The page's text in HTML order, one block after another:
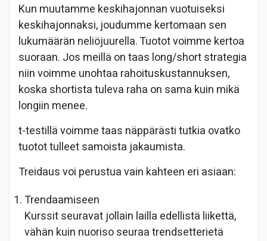
Kun muutamme keskihajonnan vuotuiseksi
keskihajonnaksi, joudumme kertomaan sen
lukumäärän neliöjuurella. Tuotot voimme kertoa
suoraan. Jos meillä on taas long/short strategia
niin voimme unohtaa rahoituskustannuksen,
koska shortista tuleva raha on sama kuin mikä
longiin menee.
t-testillä voimme taas näppärästi tutkia ovatko
tuotot tulleet samoista jakaumista.
Treidaus voi perustua vain kahteen eri asiaan:
Trendaamiseen
Kurssit seuravat jollain lailla edellistä liikettä,
vähän kuin nuoriso seuraa trendsetterietä